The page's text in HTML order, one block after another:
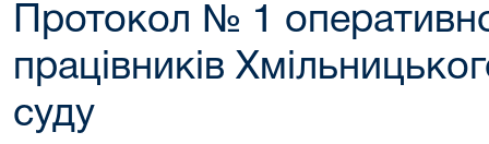
Протокол № 1
працівників
суду